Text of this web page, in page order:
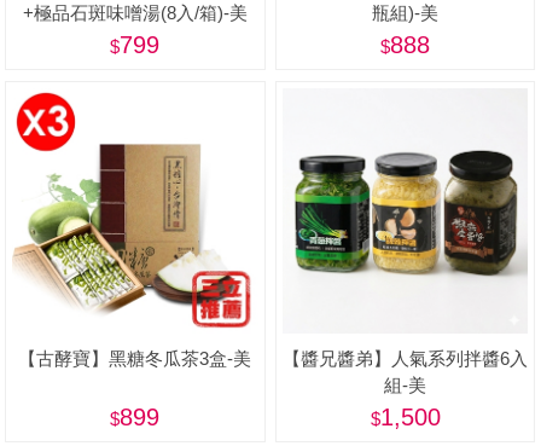
+極品石斑味噌湯(8入/箱)-美
799
瓶組)-美
888
【古酵寶】黑糖冬瓜茶3盒-美
899
【醬兄醬弟】人氣系列拌醬6入
組-美
1,500